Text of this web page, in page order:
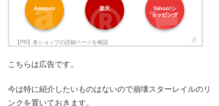
Amazon 楽天
Yahoo!シ
ョッピング
こちらは広告です。
今は特に紹介したいものはないので崩壊スターレイルのリ
ンクを置いておきます。